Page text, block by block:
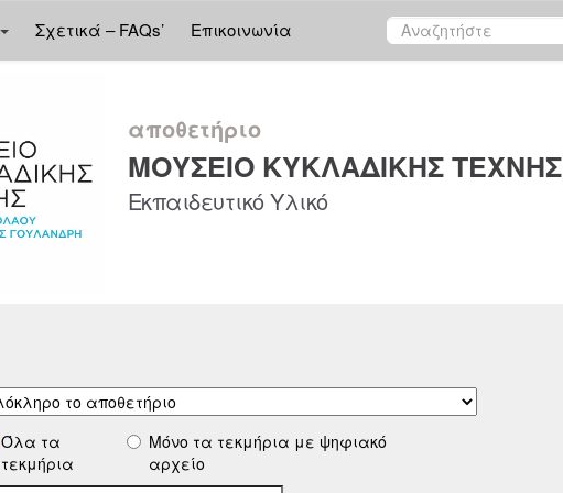
Σχετικά – FAQs’ Επικοινωνία
αποθετήριο
ΜΟΥΣΕΙΟ ΚΥΚΛΑΔΙΚΗΣ ΤΕΧΝΗΣ
Εκπαιδευτικό Υλικό
Όλα τα
τεκμήρια
Μόνο τα τεκμήρια με ψηφιακό
αρχείο